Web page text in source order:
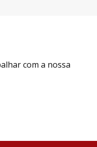
com a nossa